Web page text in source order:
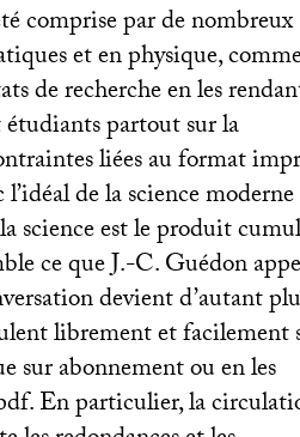
comprise par de nombreux
et en physique,
de recherche en les
étudiants partout sur la
liées au format
de la science
science est le produit
ce que J.-C. Guédon
devient d’autant
librement et facilement
sur abonnement ou en les
En particulier, la